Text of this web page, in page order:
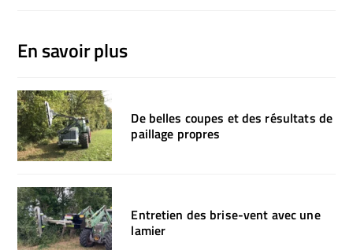
En savoir plus
De belles coupes et des résultats de
paillage propres
Entretien des brise-vent avec une
lamier